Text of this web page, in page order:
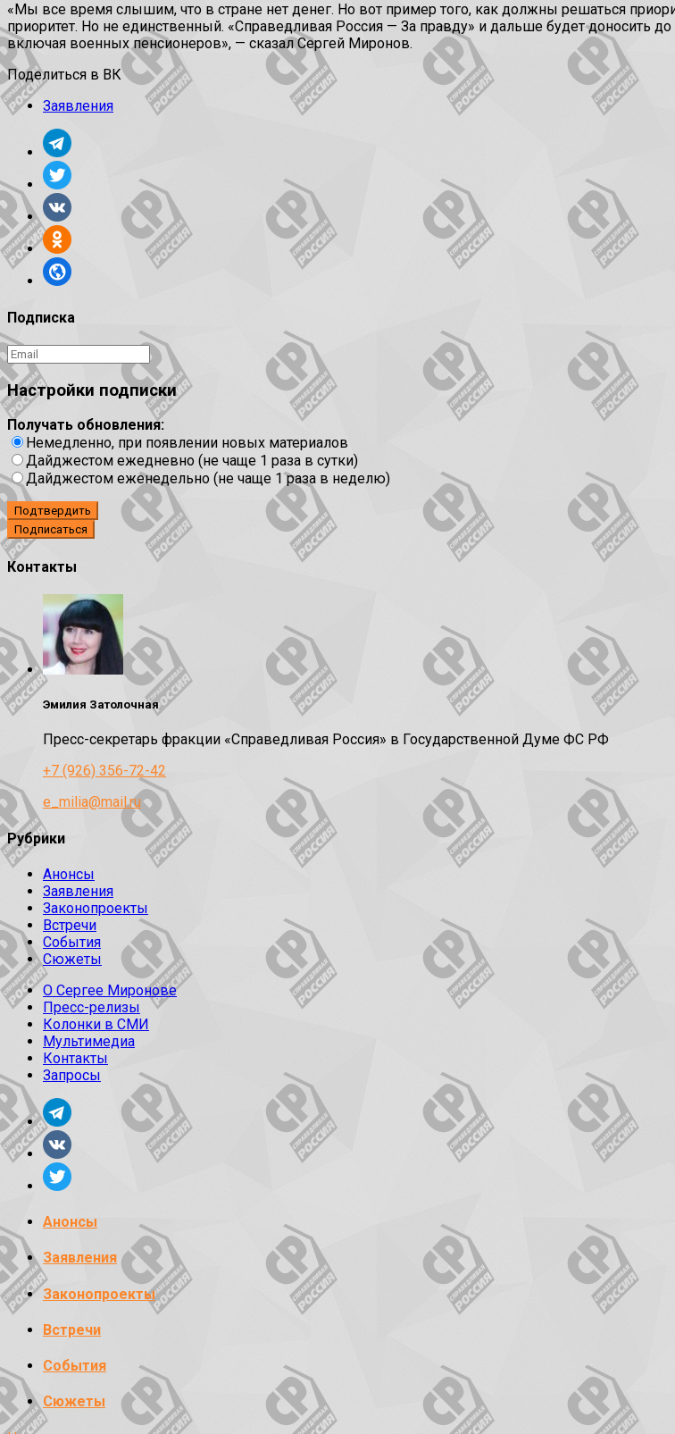
«Мы все время слышим, что в стране нет денег. Но вот пример того, как должны решаться
приоритет. Но не единственный. «Справедливая Россия — За правду» и дальше будет доносить
включая военных пенсионеров», — сказал Сергей Миронов.
Поделиться в ВК
Заявления
Подписка
Настройки подписки
Получать обновления:
Немедленно, при появлении новых материалов
Дайджестом ежедневно (не чаще 1 раза в сутки)
Дайджестом еженедельно (не чаще 1 раза в неделю)
Подтвердить
Контакты
Эмилия Затолочная
Пресс-секретарь фракции «Справедливая Россия» в Государственной Думе ФС РФ
+7 (926) 356-72-42
e_milia@mail.ru
Рубрики
Анонсы
Заявления
Законопроекты
Встречи
События
Сюжеты
О Сергее Миронове
Пресс-релизы
Колонки в СМИ
Мультимедиа
Контакты
Запросы
Анонсы
Заявления
Законопроекты
Встречи
События
Сюжеты